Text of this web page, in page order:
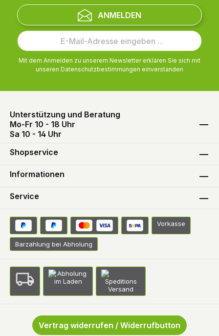
ANMELDEN
Mit dem Anmelden zu unserem Newsletter erklären Sie sich mit
unseren Datenschutzbestimmungen einverstanden
Unterstützung und Beratung
Mo-Fr 10 - 18 Uhr
Sa 10 - 14 Uhr
Shopservice
Informationen
Service
Vorkasse
Barzahlung bei Abholung
Vertrag widerrufen / Widerrufbutton